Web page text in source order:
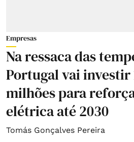
Empresas
Na ressaca das
Portugal vai investir
milhões para
elétrica até 2030
Tomás Gonçalves Pereira